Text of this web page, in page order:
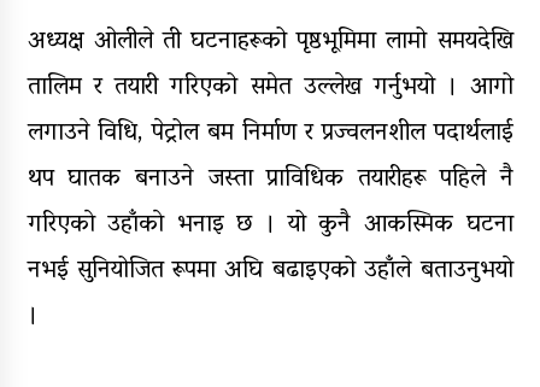
अध्यक्ष ओलीले ती घटनाहरूको पृष्ठभूमिमा लामो समयदेखि
तालिम र तयारी गरिएको समेत उल्लेख गर्नुभयो । आगो
लगाउने विधि, पेट्रोल बम निर्माण र प्रज्वलनशील पदार्थलाई
थप घातक बनाउने जस्ता प्राविधिक तयारीहरू पहिले नै
गरिएकाे उहाँकाे भनाइ छ । यो कुनै आकस्मिक घटना
नभई सुनियोजित रूपमा अघि बढाइएको उहाँले बताउनुभयाे
।